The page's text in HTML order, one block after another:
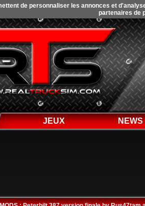
JEUX NEWS
de personnaliser les annonces et
partenaires de